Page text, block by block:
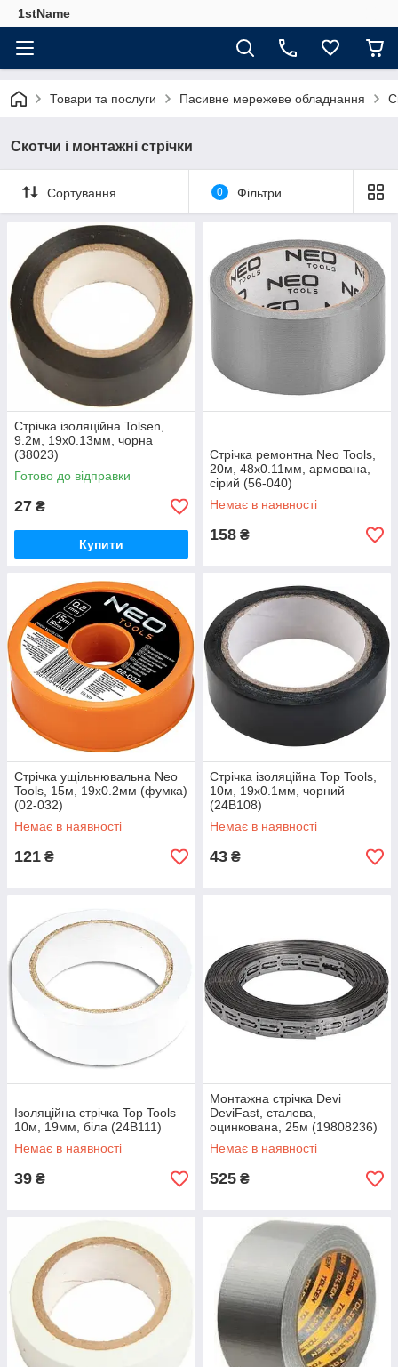
1stName
Товари та послуги Пасивне мережеве обладнання
Скотчи і монтажні стрічки
Сортування 0 Фільтри
Стрічка ізоляційна Tolsen,
9.2м, 19x0.13мм, чорна
(38023)
Готово до відправки
27 ₴
Купити
Стрічка ремонтна Neo Tools,
20м, 48х0.11мм, армована,
сірий (56-040)
Немає в наявності
158 ₴
Стрічка ущільнювальна Neo
Tools, 15м, 19x0.2мм (фумка)
(02-032)
Немає в наявності
121 ₴
Стрічка ізоляційна Top Tools,
10м, 19x0.1мм, чорний
(24B108)
Немає в наявності
43 ₴
Ізоляційна стрічка Top Tools
10м, 19мм, біла (24B111)
Немає в наявності
39 ₴
Монтажна стрічка Devi
DeviFast, сталева,
оцинкована, 25м (19808236)
Немає в наявності
525 ₴